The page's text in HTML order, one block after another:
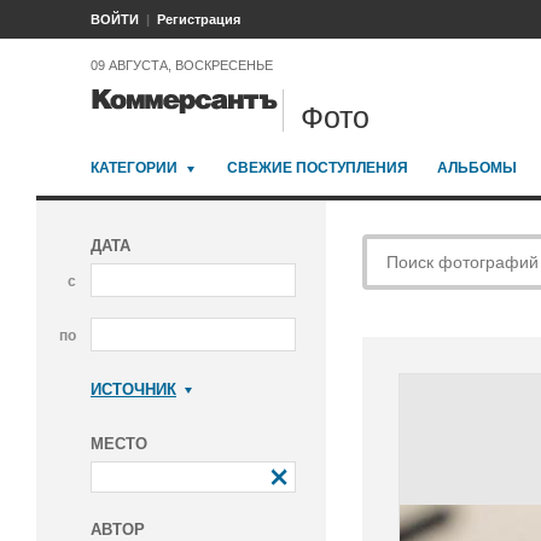
ВОЙТИ Регистрация
09 АВГУСТА, ВОСКРЕСЕНЬЕ
Фото
КАТЕГОРИИ СВЕЖИЕ ПОСТУПЛЕНИЯ АЛЬБОМЫ
ДАТА
с
по
ИСТОЧНИК
МЕСТО
АВТОР